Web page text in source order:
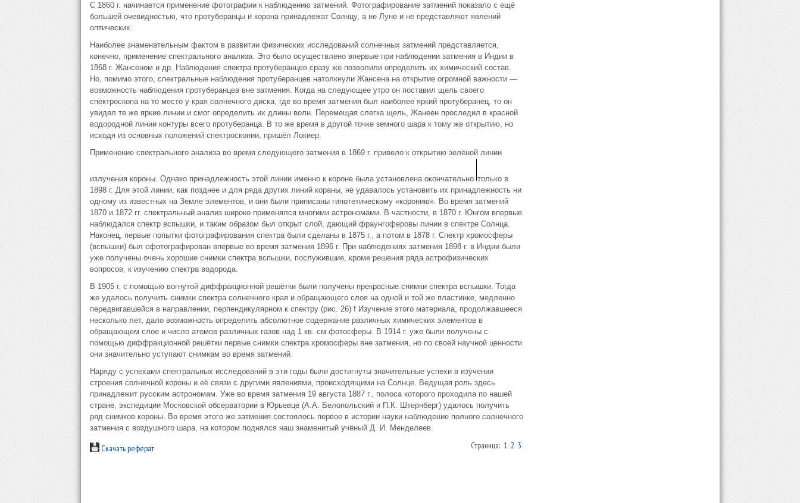
С 1860 г. начинается применение фотографии к наблюдению затмений. Фотографирование затмений показало с ещё
большей очевидностью, что протуберанцы и корона принадлежат Солнцу, а не Луне и не представляют явлений
оптических.
Наиболее знаменательным фактом в развитии физических исследований солнечных затмений представляется,
конечно, применение спектрального анализа. Это было осуществлено впервые при наблюдении затмения в Индии в
1868 г. Жансеном и др. Наблюдения спектра протуберанцев сразу же позволили определить их химический состав.
Но, помимо этого, спектральные наблюдения протуберанцев натолкнули Жансена на открытие огромной важности —
возможность наблюдения протуберанцев вне затмения. Когда на следующее утро он поставил щель своего
спектроскопа на то место у края солнечного диска, где во время затмения был наиболее яркий протуберанец, то он
увидел те же яркие линии и смог определить их длины волн. Перемещая слегка щель, Жанеен проследил в красной
водородной линии контуры всего протуберанца. В то же время в другой точке земного шара к тому же открытию, но
исходя из основных положений спектроскопии, пришёл Локиер.
Применение спектрального анализа во время следующего затмения в 1869 г. привело к открытию зелёной линии
излучения короны. Однако принадлежность этой линии именно к короне была установлена окончательно только в
1898 г. Для этой линии, как позднее и для ряда других линий кораны, не удавалось установить их принадлежность ни
одному из известных на Земле элементов, и они были приписаны гипотетическому «коронию». Во время затмений
1870 и.1872 гг. спектральный анализ широко применялся многими астрономами. В частности, в 1870 г. Юнгом впервые
наблюдался спектр вспышки, и таким образом был открыт слой, дающий фраунгоферовы линии в спектре Солнца.
Наконец, первые попытки фотографирования спектра были сделаны в 1875 г., а потом в 1878 г. Спектр хромосферы
(вспышки) был сфотографирован впервые во время затмения 1896 г. При наблюдениях затмения 1898 г. в Индии были
уже получены очень хорошие снимки спектра вспышки, послужившие, кроме решения ряда астрофизических
вопросов, к изучению спектра водорода.
В 1905 г. с помощью вогнутой диффракционной решётки были получены прекрасные снимки спектра вспышки. Тогда
же удалось получить снимки спектра солнечного края и обращающего слоя на одной и той же пластинке, медленно
передвигавшейся в направлении, перпендикулярном к спектру (рис. 26) f Изучение этого материала, продолжавшееся
несколько лет, дало возможность определить абсолютное содержание различных химических элементов в
обращающем слое и число атомов различных газов над 1 кв. см фотосферы. В 1914 г. уже были получены с
помощью диффракционной решётки первые снимки спектра хромосферы вне затмения, но по своей научной ценности
они значительно уступают снимкам во время затмений.
Наряду с успехами спектральных исследований в эти годы были достигнуты значительные успехи в изучении
строения солнечной короны и её связи с другими явлениями, происходящими на Солнце. Ведущая роль здесь
принадлежит русским астрономам. Уже во время затмения 19 августа 1887 г., полоса которого проходила по нашей
стране, экспедиции Московской обсерватории в Юрьевце (А.А. Белопольский и П.К. Штернберг) удалось получить
ряд снимков короны. Во время этого же затмения состоялось первое в истории науки наблюдение полного солнечного
затмения с воздушного шара, на котором поднялся наш знаменитый учёный Д. И. Менделеев.
Скачать реферат Страница: 1 2 3